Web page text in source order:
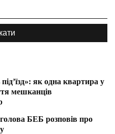
як одна квартира у
мешканців
голова БЕБ розповів про